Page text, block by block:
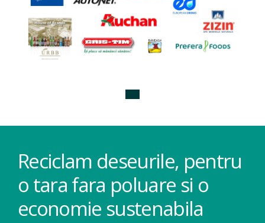
Reciclam deseurile, pentru
o tara fara poluare si o
economie sustenabila